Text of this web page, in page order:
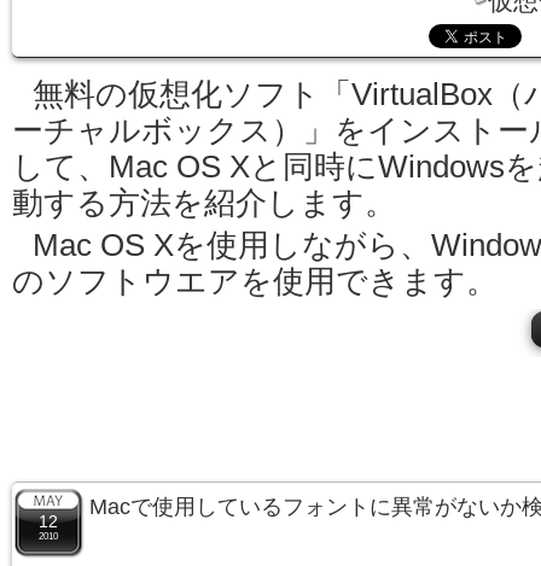
無料の仮想化ソフト「VirtualBox（
ーチャルボックス）」をインストー
して、Mac OS Xと同時にWindows
動する方法を紹介します。
Mac OS Xを使用しながら、
のソフトウエアを使用できます。
12
2010
Macで使用しているフォントに異常がないか